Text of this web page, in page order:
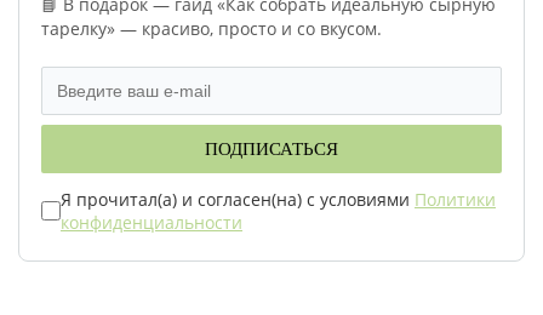
тарелку» — красиво, просто и со вкусом.
ПОДПИСАТЬСЯ
Я прочитал(а) и согласен(на) с условиями Политики
конфиденциальности